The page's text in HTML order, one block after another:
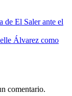
de El Saler ante el
Álvarez como
comentario.